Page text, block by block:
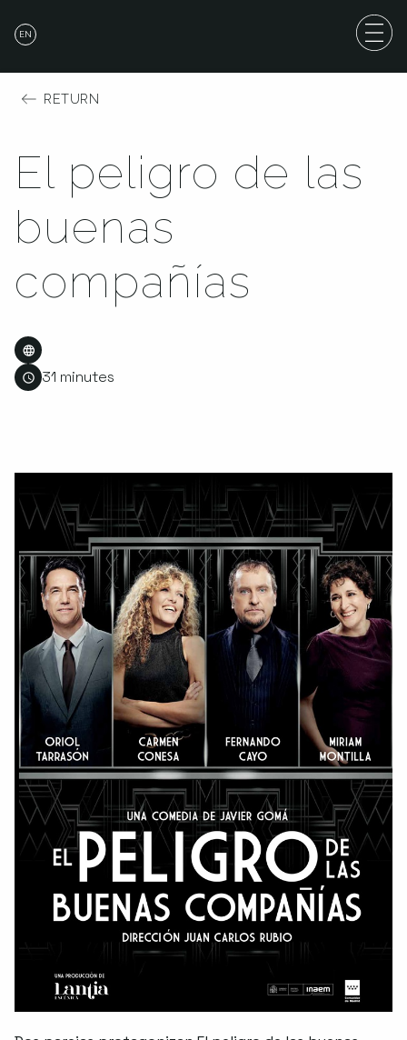
EN
RETURN
El peligro de las
buenas
compañías
31 minutes